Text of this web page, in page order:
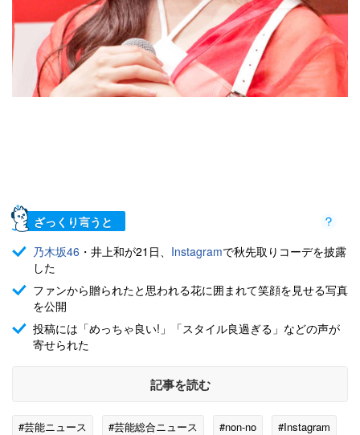
ざっくり言うと
乃木坂46 ・井上和が21日、 Instagramで秋先取りコーデを披露
した
ファンから贈られたと思われる花に囲まれて笑顔を見せる写真
を公開
投稿には「めっちゃ良い!」「スタイル良過ぎる」などの声が
寄せられた
記事を読む
#芸能ニュース #芸能総合ニュース #non-no
#Instagram